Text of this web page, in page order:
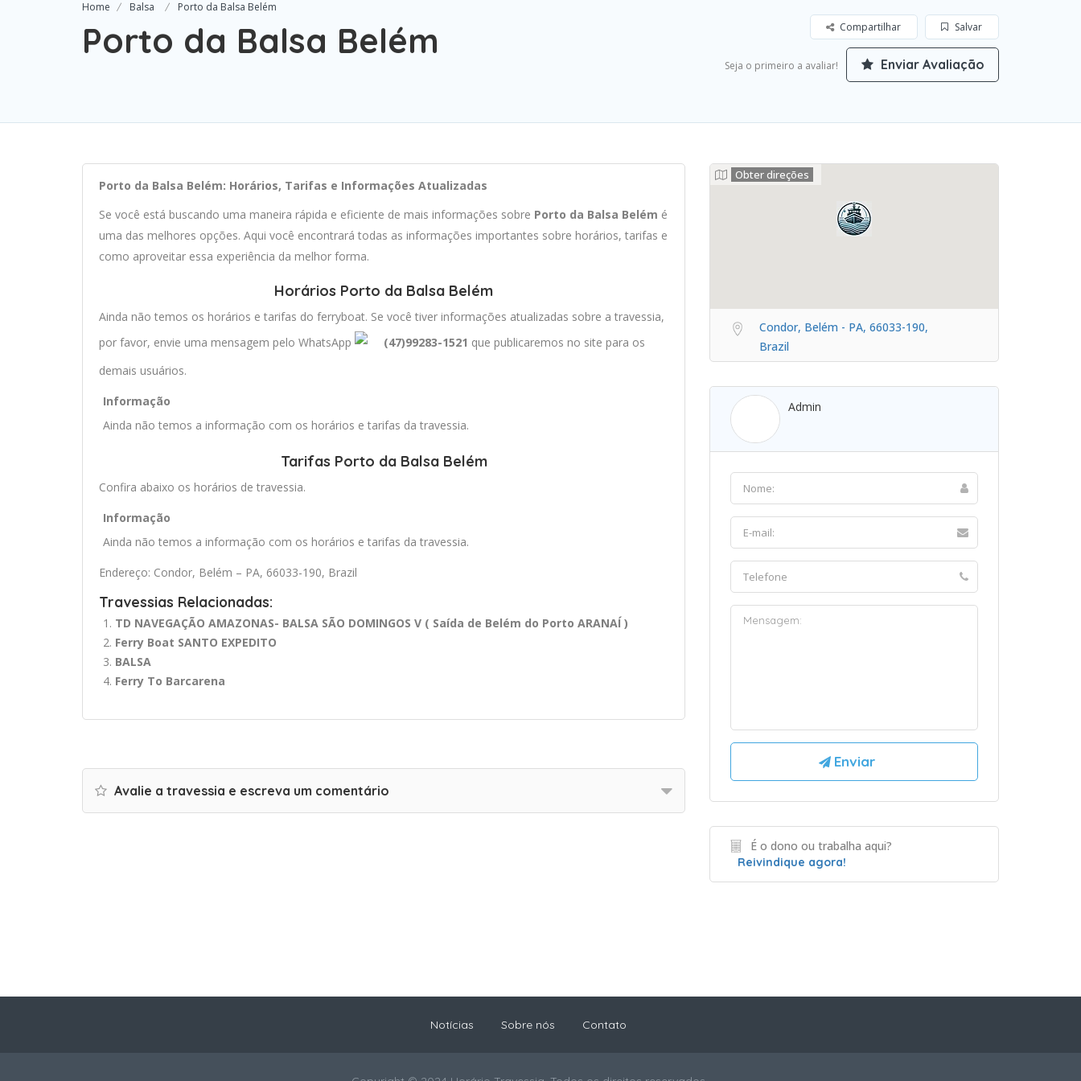
Home Balsa Porto da Balsa Belém
Porto da Balsa Belém Salvar
Compartilhar
Seja o primeiro a avaliar! Enviar Avaliação
Porto da Balsa Belém: Horários, Tarifas e Informações Atualizadas
Se você está buscando uma maneira rápida e eficiente de mais informações sobre Porto da Balsa Belém é
uma das melhores opções. Aqui você encontrará todas as informações importantes sobre horários, tarifas e
como aproveitar essa experiência da melhor forma.
Horários Porto da Balsa Belém
Ainda não temos os horários e tarifas do ferryboat. Se você tiver informações atualizadas sobre a travessia,
por favor, envie uma mensagem pelo WhatsApp
(47)99283-1521 que publicaremos no site para os
demais usuários.
Informação
Ainda não temos a informação com os horários e tarifas da travessia.
Tarifas Porto da Balsa Belém
Confira abaixo os horários de travessia.
Informação
Ainda não temos a informação com os horários e tarifas da travessia.
Endereço: Condor, Belém – PA, 66033-190, Brazil
Travessias Relacionadas:
TD NAVEGAÇÃO AMAZONAS- BALSA SÃO DOMINGOS V ( Saída de Belém do Porto ARANAÍ )
Ferry Boat SANTO EXPEDITO
BALSA
Ferry To Barcarena
Avalie a travessia e escreva um comentário
Obter direções
Condor, Belém - PA, 66033-190,
Brazil
Admin
É o dono ou trabalha aqui?
Reivindique agora!
Notícias Sobre nós Contato